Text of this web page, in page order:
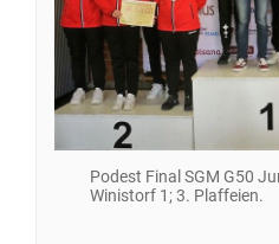
Podest Final SGM G50
Winistorf 1; 3. Plaffeien.